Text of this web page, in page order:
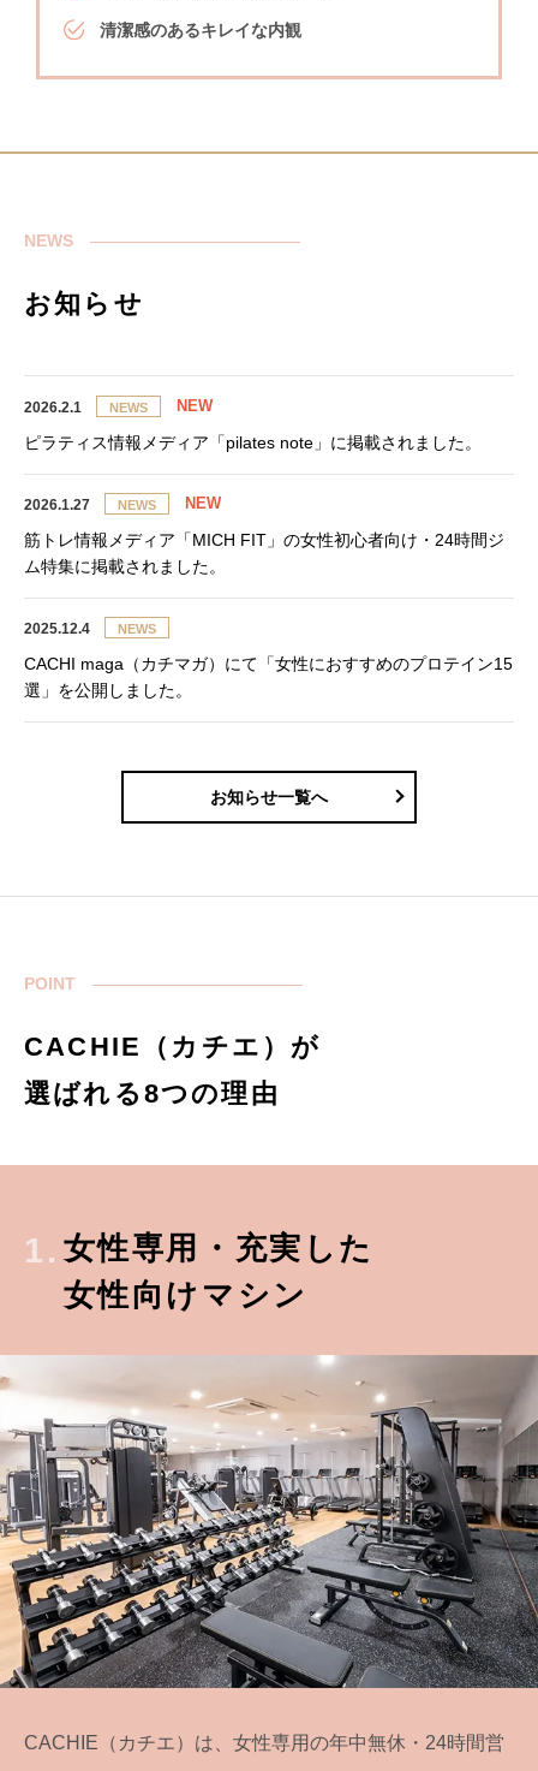
清潔感のあるキレイな内観
NEWS
お知らせ
お知らせ一覧へ
2026.2.1 NEWS
ピラティス情報メディア「pilates note」に掲載されました。
2026.1.27 NEWS
筋トレ情報メディア「MICH FIT」の女性初心者向け・24時間ジ
ム特集に掲載されました。
2025.12.4 NEWS
CACHI maga（カチマガ）にて「女性におすすめのプロテイン15
選」を公開しました。
POINT
CACHIE（カチエ）が
選ばれる8つの理由
1. 女性専用・充実した
女性向けマシン
CACHIE（カチエ）は、女性専用の年中無休・24時間営